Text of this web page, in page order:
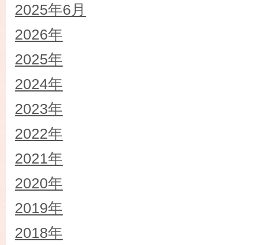
2025年6月
2026年
2025年
2024年
2023年
2022年
2021年
2020年
2019年
2018年